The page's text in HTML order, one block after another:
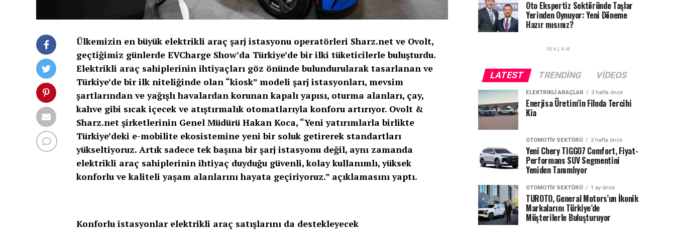
Ülkemizin en büyük elektrikli araç şarj istasyonu operatörleri Sharz.net ve Ovolt,
geçtiğimiz günlerde EVCharge Show’da Türkiye’de bir ilki tüketicilerle buluşturdu.
Elektrikli araç sahiplerinin ihtiyaçları göz önünde bulundurularak tasarlanan ve
Türkiye’de bir ilk niteliğinde olan “kiosk” modeli şarj istasyonları, mevsim
şartlarından ve yağışlı havalardan korunan kapalı yapısı, oturma alanları, çay,
kahve gibi sıcak içecek ve atıştırmalık otomatlarıyla konforu artırıyor. Ovolt &
Sharz.net şirketlerinin Genel Müdürü Hakan Koca, “Yeni yatırımlarla birlikte
Türkiye’deki e-mobilite ekosistemine yeni bir soluk getirerek standartları
yükseltiyoruz. Artık sadece tek başına bir şarj istasyonu değil, aynı zamanda
elektrikli araç sahiplerinin ihtiyaç duyduğu güvenli, kolay kullanımlı, yüksek
konforlu ve kaliteli yaşam alanlarını hayata geçiriyoruz.” açıklamasını yaptı.
Konforlu istasyonlar elektrikli araç satışlarını da destekleyecek
Oto Ekspertiz Sektöründe Taşlar
Yerinden Oynuyor: Yeni Döneme
Hazır mısınız?
REKLAM
LATEST TRENDING VIDEOS
ELEKTRIKLI ARAÇLAR 3 hafta önce
Enerjisa Üretim’in Filoda Tercihi
Kia
OTOMOTIV SEKTÖRÜ 3 hafta önce
Yeni Chery TIGGO7 Comfort, Fiyat-
Performans SUV Segmentini
Yeniden Tanımlıyor
OTOMOTIV SEKTÖRÜ 1 ay önce
TUROTO, General Motors’un İkonik
Markalarını Türkiye’de
Müşterilerle Buluşturuyor